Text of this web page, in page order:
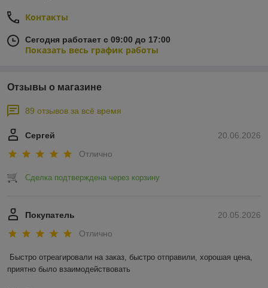
Контакты
Сегодня работает с 09:00 до 17:00
Показать весь график работы
Отзывы о магазине
89 отзывов за всё время
20.06.2026
Сергей
Отлично
Сделка подтверждена через корзину
20.05.2026
Покупатель
Отлично
Быстро отреагировали на заказ, быстро отправили, хорошая цена,
приятно было взаимодействовать